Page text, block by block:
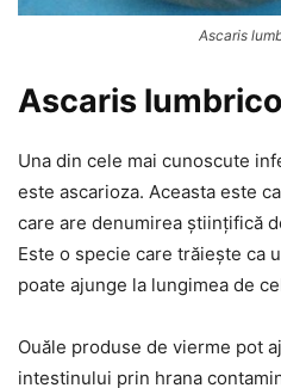
Ascaris
Ascaris
Una din cele mai cunoscute
este ascarioza. Aceasta este
care are denumirea științifică
Este o specie care trăiește ca
poate ajunge la lungimea de
Ouăle produse de vierme pot
intestinului prin hrana